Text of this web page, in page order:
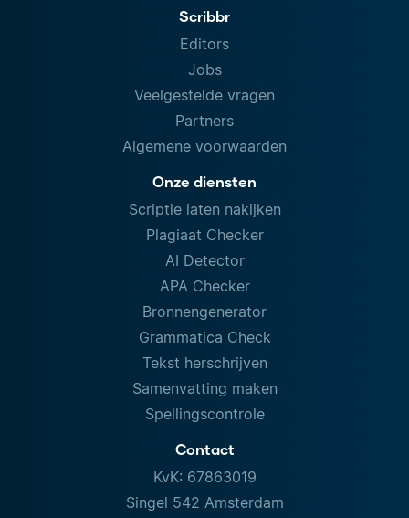
Scribbr
Editors
Jobs
Veelgestelde vragen
Partners
Algemene voorwaarden
Onze diensten
Scriptie laten nakijken
Plagiaat Checker
AI Detector
APA Checker
Bronnengenerator
Grammatica Check
Tekst herschrijven
Samenvatting maken
Spellingscontrole
Contact
KvK: 67863019
Singel 542 Amsterdam